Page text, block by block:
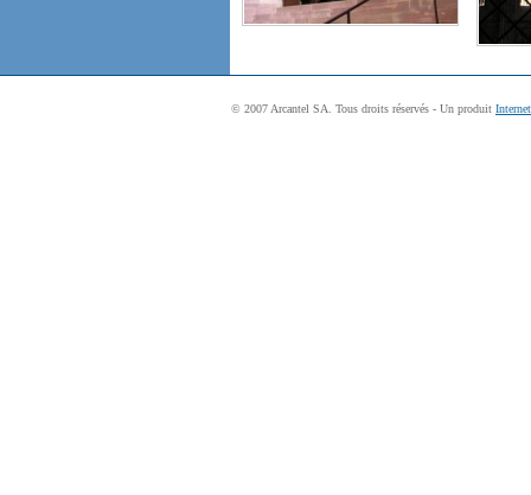
© 2007 Arcantel SA. Tous droits réservés - Un produit